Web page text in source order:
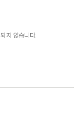
지 않습니다.